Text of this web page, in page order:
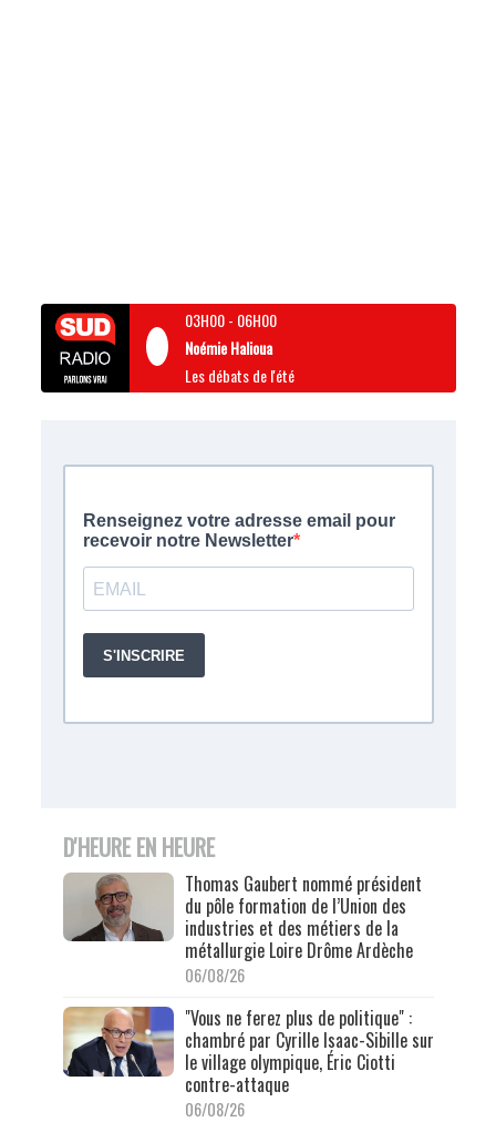
03H00- 06H00
Noémie Halioua
Les débats de l'été
D'HEURE EN HEURE
Thomas Gaubert nommé président
du pôle formation de l’Union des
industries et des métiers de la
métallurgie Loire Drôme Ardèche
06/08/26
"Vous ne ferez plus de politique" :
chambré par Cyrille Isaac-Sibille sur
le village olympique, Éric Ciotti
contre-attaque
06/08/26